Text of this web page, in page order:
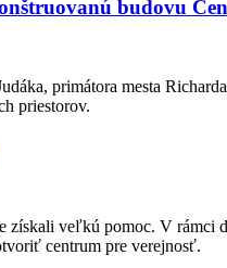
budovu
primátora mesta
priestorov.
získali veľkú pomoc. V
centrum pre verejnosť.